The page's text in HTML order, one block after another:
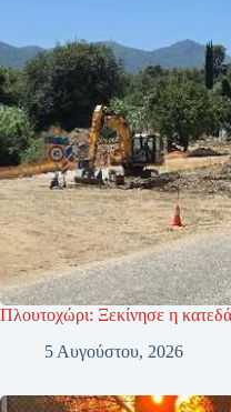
Πλουτοχώρι: Ξεκίνησε η
5 Αυγούστου, 2026